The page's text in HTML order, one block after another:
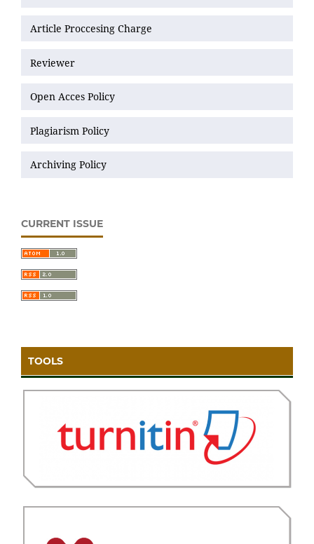
Article Proccesing Charge
Reviewer
Open Acces Policy
Plagiarism Policy
Archiving Policy
CURRENT ISSUE
TOOLS